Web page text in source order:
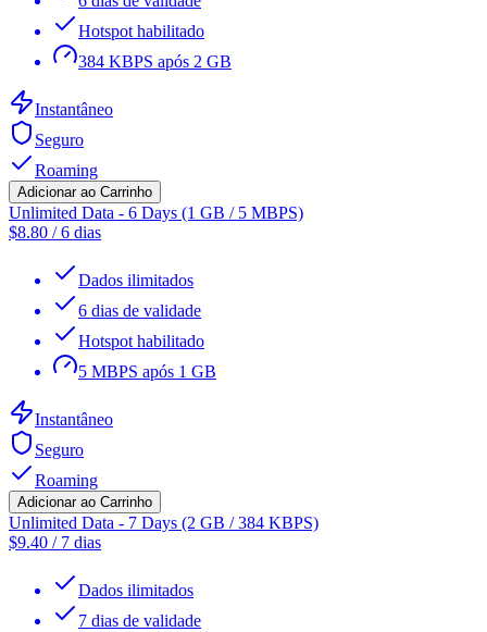
Hotspot habilitado
384 KBPS após 2 GB
Instantâneo
Seguro
Roaming
Adicionar ao Carrinho
Unlimited Data - 6 Days (1 GB / 5 MBPS)
$8.80 /6 dias
Dados ilimitados
6 dias de validade
Hotspot habilitado
5 MBPS após 1 GB
Instantâneo
Seguro
Roaming
Adicionar ao Carrinho
Unlimited Data - 7 Days (2 GB / 384 KBPS)
$9.40 / 7 dias
Dados ilimitados
7 dias de validade